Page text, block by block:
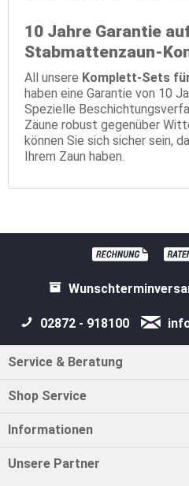
10 Jahre Garantie
Stabmattenzaun-
All unsere Komplett-Sets
haben eine Garantie von 10
Spezielle
Zäune robust gegenüber
können Sie sich sicher sein,
Ihrem Zaun haben.
02872 - 918100
Service & Beratung
Shop Service
Informationen
Unsere Partner